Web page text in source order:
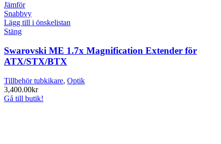
Jämför
Snabbvy
Lägg till i önskelistan
Stäng
Swarovski ME 1.7x Magnification Extender för
ATX/STX/BTX
Tillbehör tubkikare, Optik
3,400.00kr
Gå till butik!